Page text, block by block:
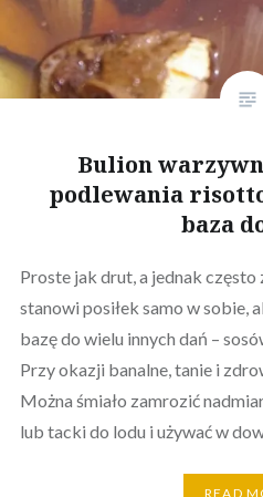
Bulion
podlewania
baza
Proste jak drut, a jednak
stanowi posiłek samo w sobie,
bazę do wielu innych dań –
Przy okazji banalne, tanie i
Można śmiało zamrozić
lub tacki do lodu i używać w
READ